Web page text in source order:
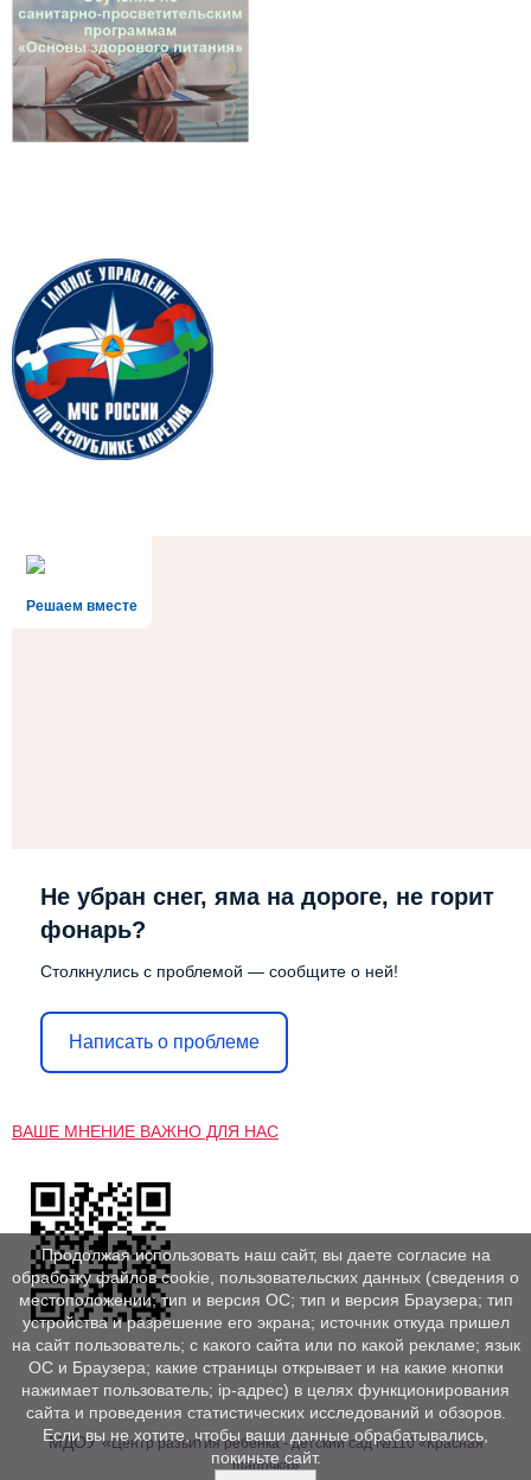
Решаем вместе
Не убран снег, яма на дороге, не горит
фонарь?
Столкнулись с проблемой — сообщите о ней!
Написать о проблеме
ВАШЕ МНЕНИЕ ВАЖНО ДЛЯ НАС
МДОУ «Центр развития ребенка - детский сад №110 «Красная
шапочка»
Продолжая использовать наш сайт, вы даете согласие на
обработку файлов cookie, пользовательских данных (сведения о
местоположении; тип и версия ОС; тип и версия Браузера; тип
устройства и разрешение его экрана; источник откуда пришел
на сайт пользователь; с какого сайта или по какой рекламе; язык
ОС и Браузера; какие страницы открывает и на какие кнопки
нажимает пользователь; ip-адрес) в целях функционирования
сайта и проведения статистических исследований и обзоров.
Если вы не хотите, чтобы ваши данные обрабатывались,
покиньте сайт.